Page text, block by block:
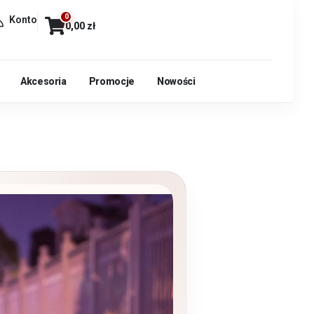
Konto 0
0,00 zł
Akcesoria Promocje Nowości